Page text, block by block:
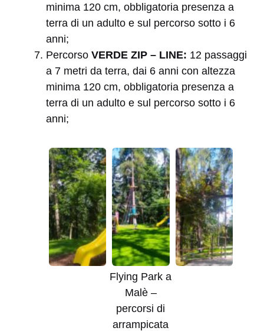
minima 120 cm, obbligatoria presenza a
terra di un adulto e sul percorso sotto i 6
anni;
Percorso VERDE ZIP – LINE: 12 passaggi
a 7 metri da terra, dai 6 anni con altezza
minima 120 cm, obbligatoria presenza a
terra di un adulto e sul percorso sotto i 6
anni;
Flying Park a
Malè –
percorsi di
arrampicata